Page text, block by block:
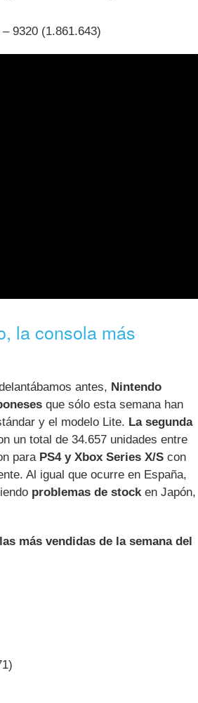
9320 (1.861.643)
la consola más
antes, Nintendo
que sólo esta semana han
y el modelo Lite. La segunda
un total de 34.657 unidades entre
para PS4 y Xbox Series X/S con
Al igual que ocurre en España,
problemas de stock en Japón,
más vendidas de la semana del